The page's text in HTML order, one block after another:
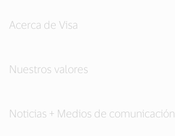
Acerca de Visa
Nuestros valores
Noticias + Medios de comunicación